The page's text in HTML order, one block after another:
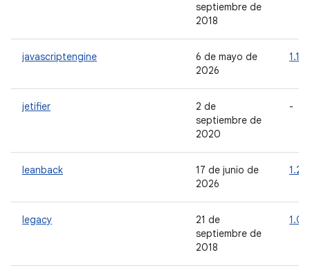
septiembre de
2018
javascriptengine
6 de mayo de
2026
1.1.0
jetifier
2 de
septiembre de
2020
-
leanback
17 de junio de
2026
legacy
21 de
septiembre de
2018